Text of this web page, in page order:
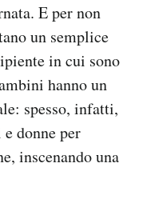
E per non
un semplice
in cui sono
hanno un
spesso, infatti,
donne per
inscenando una